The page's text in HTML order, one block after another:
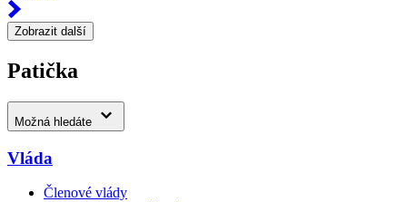
Zobrazit další
Patička
Možná hledáte
Vláda
Členové vlády